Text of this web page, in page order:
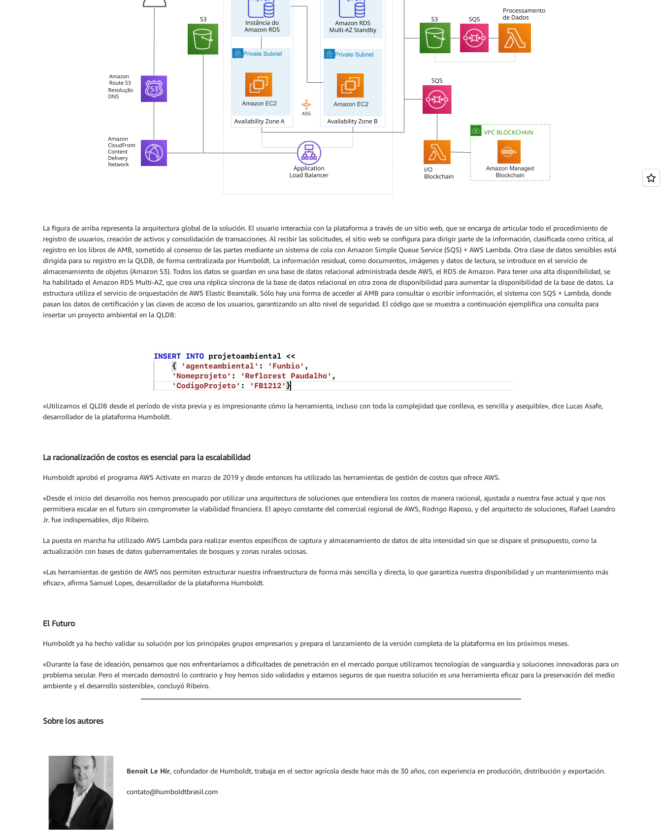
La figura de arriba representa la arquitectura global de la solución. El usuario interactúa con la plataforma a través de un sitio web, que se encarga de articular todo el procedimiento de
registro de usuarios, creación de activos y consolidación de transacciones. Al recibir las solicitudes, el sitio web se configura para dirigir parte de la información, clasificada como crítica, al
registro en los libros de AMB, sometido al consenso de las partes mediante un sistema de cola con Amazon Simple Queue Service (SQS) + AWS Lambda. Otra clase de datos sensibles está
dirigida para su registro en la QLDB, de forma centralizada por Humboldt. La información residual, como documentos, imágenes y datos de lectura, se introduce en el servicio de
almacenamiento de objetos (Amazon S3). Todos los datos se guardan en una base de datos relacional administrada desde AWS, el RDS de Amazon. Para tener una alta disponibilidad, se
ha habilitado el Amazon RDS Multi-AZ, que crea una réplica síncrona de la base de datos relacional en otra zona de disponibilidad para aumentar la disponibilidad de la base de datos. La
estructura utiliza el servicio de orquestación de AWS Elastic Beanstalk. Sólo hay una forma de acceder al AMB para consultar o escribir información, el sistema con SQS + Lambda, donde
pasan los datos de certificación y las claves de acceso de los usuarios, garantizando un alto nivel de seguridad. El código que se muestra a continuación ejemplifica una consulta para
insertar un proyecto ambiental en la QLDB:
«Utilizamos el QLDB desde el período de vista previa y es impresionante cómo la herramienta, incluso con toda la complejidad que conlleva, es sencilla y asequible», dice Lucas Asafe,
desarrollador de la plataforma Humboldt.
La racionalización de costos es esencial para la escalabilidad
Humboldt aprobó el programa AWS Activate en marzo de 2019 y desde entonces ha utilizado las herramientas de gestión de costos que ofrece AWS.
«Desde el inicio del desarrollo nos hemos preocupado por utilizar una arquitectura de soluciones que entendiera los costos de manera racional, ajustada a nuestra fase actual y que nos
permitiera escalar en el futuro sin comprometer la viabilidad financiera. El apoyo constante del comercial regional de AWS, Rodrigo Raposo, y del arquitecto de soluciones, Rafael Leandro
Jr. fue indispensable», dijo Ribeiro.
La puesta en marcha ha utilizado AWS Lambda para realizar eventos específicos de captura y almacenamiento de datos de alta intensidad sin que se dispare el presupuesto, como la
actualización con bases de datos gubernamentales de bosques y zonas rurales ociosas.
«Las herramientas de gestión de AWS nos permiten estructurar nuestra infraestructura de forma más sencilla y directa, lo que garantiza nuestra disponibilidad y un mantenimiento más
eficaz», afirma Samuel Lopes, desarrollador de la plataforma Humboldt.
El Futuro
Humboldt ya ha hecho validar su solución por los principales grupos empresarios y prepara el lanzamiento de la versión completa de la plataforma en los próximos meses.
«Durante la fase de ideación, pensamos que nos enfrentaríamos a dificultades de penetración en el mercado porque utilizamos tecnologías de vanguardia y soluciones innovadoras para un
problema secular. Pero el mercado demostró lo contrario y hoy hemos sido validados y estamos seguros de que nuestra solución es una herramienta eficaz para la preservación del medio
ambiente y el desarrollo sostenible», concluyó Ribeiro.
Sobre los autores
Benoit Le Hir, cofundador de Humboldt, trabaja en el sector agrícola desde hace más de 30 años, con experiencia en producción, distribución y exportación.
contato@humboldtbrasil.com